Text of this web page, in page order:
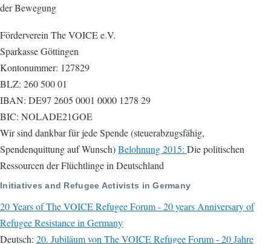
der Bewegung
Förderverein The VOICE e.V.
Sparkasse Göttingen
Kontonummer: 127829
BLZ: 260 500 01
IBAN: DE97 2605 0001 0000 1278 29
BIC: NOLADE21GOE
Wir sind dankbar für jede Spende (steuerabzugsfähig,
Spendenquittung auf Wunsch)Belohnung 2015: Die politischen
Ressourcen der Flüchtlinge in Deutschland
Initiatives and Refugee Activists in Germany
20 Years of The VOICE Refugee Forum - 20 years Anniversary of
Refugee Resistance in Germany
Deutsch: 20. Jubiläum von The VOICE Refugee Forum - 20 Jahre